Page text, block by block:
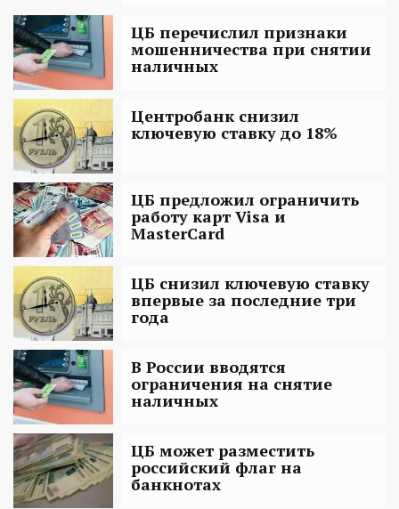
ЦБ перечислил признаки
мошенничества при снятии
наличных
Центробанк снизил
ключевую ставку до 18%
ЦБ предложил ограничить
работу карт Visa и
MasterCard
ЦБ снизил ключевую ставку
впервые за последние три
года
В России вводятся
ограничения на снятие
наличных
ЦБ может разместить
российский флаг на
банкнотах